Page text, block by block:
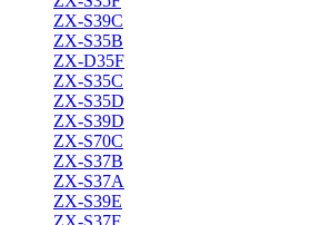
ZX-S39C
ZX-S35B
ZX-D35F
ZX-S35C
ZX-S35D
ZX-S39D
ZX-S70C
ZX-S37B
ZX-S37A
ZX-S39E
ZX-S37F